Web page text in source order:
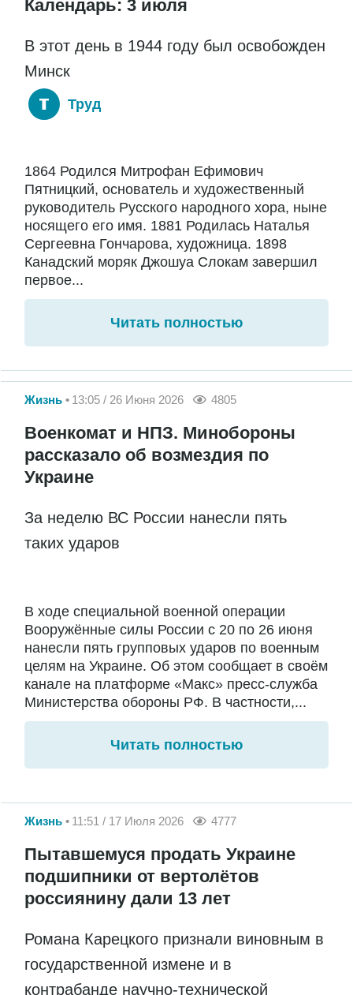
Календарь: 3 июля
В этот день в 1944 году был освобожден
Минск
Труд
1864 Родился Митрофан Ефимович
Пятницкий, основатель и художественный
руководитель Русского народного хора, ныне
носящего его имя. 1881 Родилась Наталья
Сергеевна Гончарова, художница. 1898
Канадский моряк Джошуа Слокам завершил
первое...
Читать полностью
Жизнь 13:05 / 26 Июня 2026 4805
Военкомат и НПЗ. Минобороны
рассказало об возмездия по
Украине
За неделю ВС России нанесли пять
таких ударов
В ходе специальной военной операции
Вооружённые силы России с 20 по 26 июня
нанесли пять групповых ударов по военным
целям на Украине. Об этом сообщает в своём
канале на платформе «Макс» пресс-служба
Министерства обороны РФ. В частности,...
Читать полностью
Жизнь 11:51 / 17 Июля 2026 4777
Пытавшемуся продать Украине
подшипники от вертолётов
россиянину дали 13 лет
Романа Карецкого признали виновным в
государственной измене и в
контрабанде научно-технической